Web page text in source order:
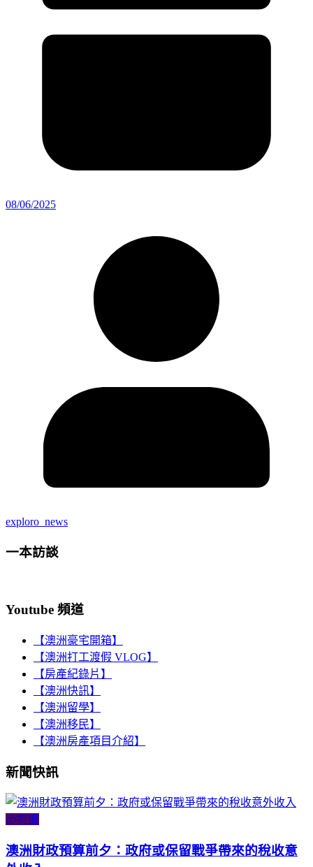
08/06/2025
exploro_news
一本訪談
Youtube 頻道
【澳洲豪宅開箱】
【澳洲打工渡假 VLOG】
【房產紀錄片】
【澳洲快訊】
【澳洲留學】
【澳洲移民】
【澳洲房產項目介紹】
新聞快訊
小智識
澳洲財政預算前夕：政府或保留戰爭帶來的稅收意